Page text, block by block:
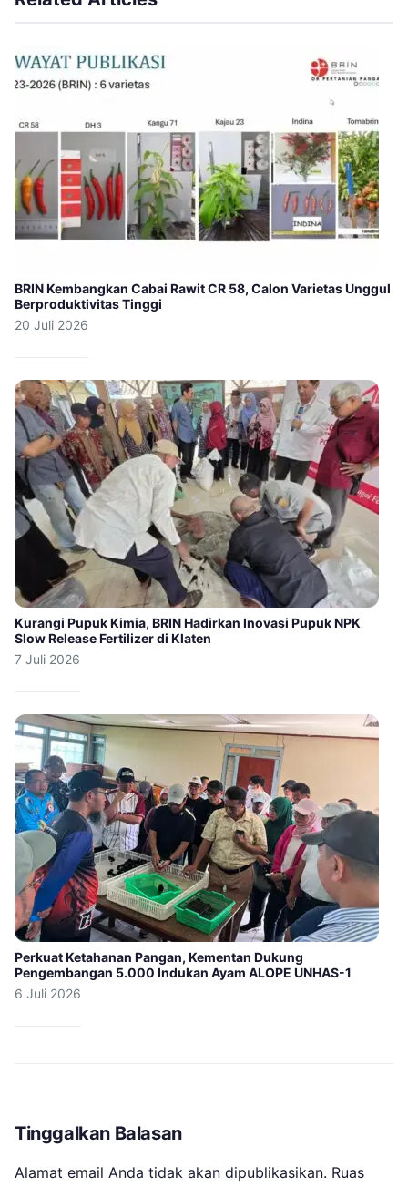
BRIN Kembangkan Cabai Rawit CR 58, Calon Varietas Unggul
Berproduktivitas Tinggi
20 Juli 2026
Kurangi Pupuk Kimia, BRIN Hadirkan Inovasi Pupuk NPK
Slow Release Fertilizer di Klaten
7 Juli 2026
Perkuat Ketahanan Pangan, Kementan Dukung
Pengembangan 5.000 Indukan Ayam ALOPE UNHAS-1
6 Juli 2026
Tinggalkan Balasan
Alamat email Anda tidak akan dipublikasikan. Ruas